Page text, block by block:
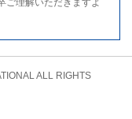
ご理解いただきますよ